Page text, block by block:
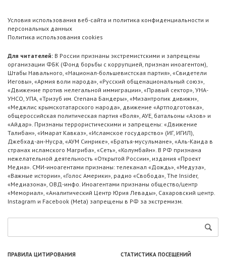
Условия использования веб-сайта и политика конфиденциальности и
персональных данных
Политика использования cookies
Для читателей: В России признаны экстремистскими и запрещены
организации ФБК (Фонд борьбы с коррупцией, признан иноагентом),
Штабы Навального, «Национал-большевистская партия», «Свидетели
Иеговы», «Армия воли народа», «Русский общенациональный союз»,
«Движение против нелегальной иммиграции», «Правый сектор», УНА-
УНСО, УПА, «Тризуб им. Степана Бандеры», «Мизантропик дивижн»,
«Меджлис крымскотатарского народа», движение «Артподготовка»,
общероссийская политическая партия «Воля», АУЕ, батальоны «Азов» и
«Айдар». Признаны террористическими и запрещены: «Движение
Талибан», «Имарат Кавказ», «Исламское государство» (ИГ, ИГИЛ),
Джебхад-ан-Нусра, «АУМ Синрике», «Братья-мусульмане», «Аль-Каида в
странах исламского Магриба», «Сеть», «Колумбайн». В РФ признана
нежелательной деятельность «Открытой России», издания «Проект
Медиа». СМИ-иноагентами признаны: телеканал «Дождь», «Медуза»,
«Важные истории», «Голос Америки», радио «Свобода», The Insider,
«Медиазона», ОВД-инфо. Иноагентами признаны общество/центр
«Мемориал», «Аналитический Центр Юрия Левады», Сахаровский центр.
Instagram и Facebook (Metа) запрещены в РФ за экстремизм.
ПРАВИЛА ЦИТИРОВАНИЯ СТАТИСТИКА ПОСЕЩЕНИЙ